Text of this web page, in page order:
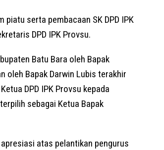
piatu serta pembacaan SK DPD IPK
DPD IPK Provsu.
Batu Bara oleh Bapak
oleh Bapak Darwin Lubis terakhir
DPD IPK Provsu kepada
sebagai Ketua Bapak
atas pelantikan pengurus